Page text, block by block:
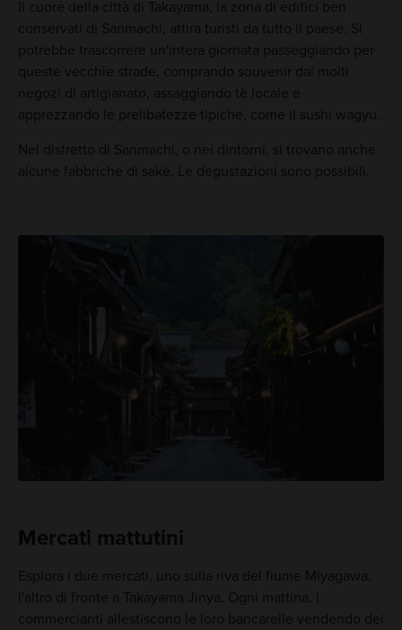
Il cuore della città di Takayama, la zona di edifici ben
conservati di Sanmachi, attira turisti da tutto il paese. Si
potrebbe trascorrere un'intera giornata passeggiando per
queste vecchie strade, comprando souvenir dai molti
negozi di artigianato, assaggiando tè locale e
apprezzando le prelibatezze tipiche, come il sushi wagyu.
Nel distretto di Sanmachi, o nei dintorni, si trovano anche
alcune fabbriche di sakè. Le degustazioni sono possibili.
Mercati mattutini
Esplora i due mercati, uno sulla riva del fiume Miyagawa,
l'altro di fronte a Takayama Jinya. Ogni mattina, i
commercianti allestiscono le loro bancarelle vendendo dei